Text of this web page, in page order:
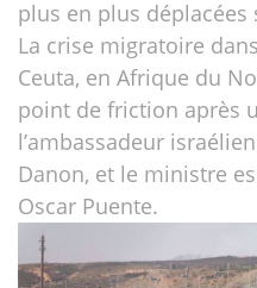
plus en plus déplacées
La crise migratoire
Ceuta, en Afrique du
point de friction après
l’ambassadeur
Danon, et le ministre
Oscar Puente.